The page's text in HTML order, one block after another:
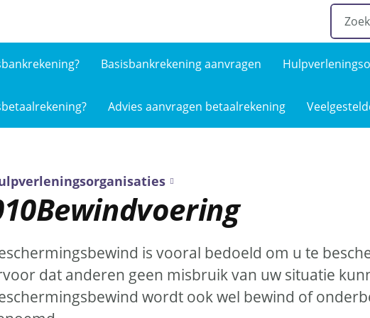
Basisbankrekening aanvragen
Advies aanvragen betaalrekening
is vooral bedoeld om u te
dat anderen geen misbruik van uw situatie
wordt ook wel bewind of